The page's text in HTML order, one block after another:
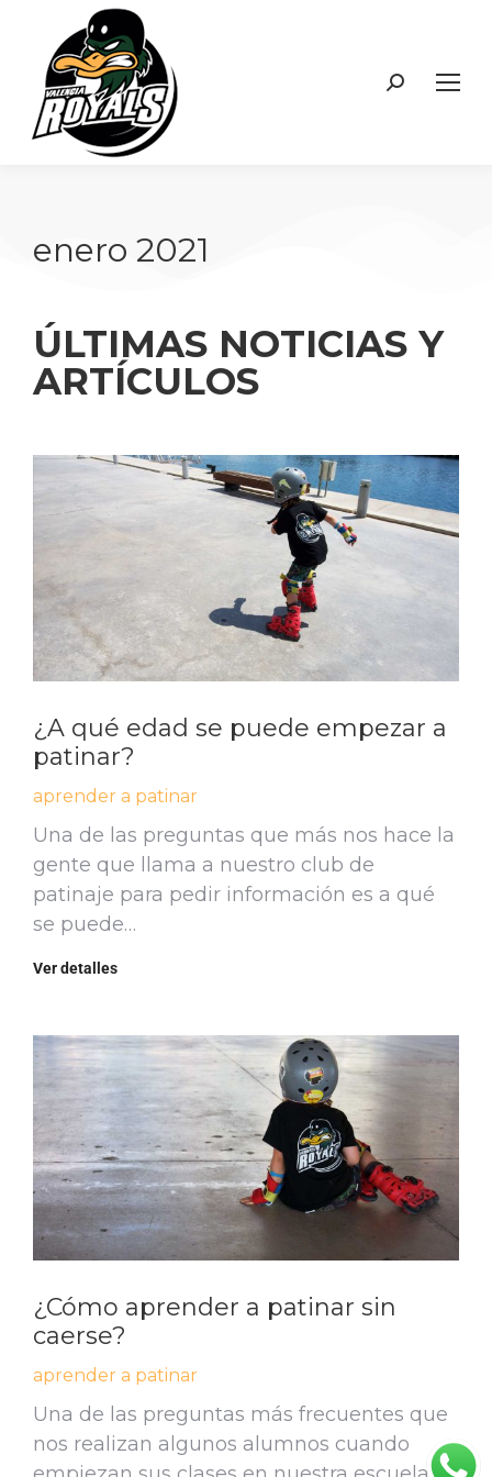
enero 2021
ÚLTIMAS NOTICIAS Y
ARTÍCULOS
¿A qué edad se puede empezar a
patinar?
aprender a patinar
Una de las preguntas que más nos hace la
gente que llama a nuestro club de
patinaje para pedir información es a qué
se puede…
Ver detalles
¿Cómo aprender a patinar sin
caerse?
aprender a patinar
Una de las preguntas más frecuentes que
nos realizan algunos alumnos cuando